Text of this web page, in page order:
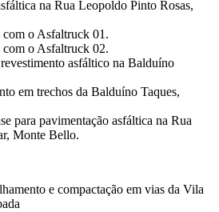
na Rua Leopoldo Pinto Rosas,
com o Asfaltruck 01.
com o Asfaltruck 02.
asfáltico na Balduíno
em trechos da Balduíno Taques,
para pavimentação asfáltica na Rua
Monte Bello.
e compactação em vias da Vila